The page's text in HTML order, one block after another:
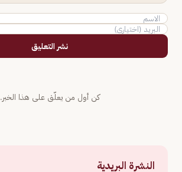
نشر التعليق
كن أول من يعلّق على هذا الخبر.
النشرة البريدية